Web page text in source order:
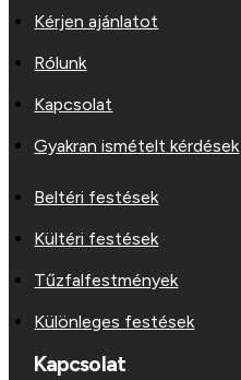
Kérjen ajánlatot
Rólunk
Kapcsolat
Gyakran ismételt kérdések
Beltéri festések
Kültéri festések
Tűzfalfestmények
Különleges festések
Kapcsolat